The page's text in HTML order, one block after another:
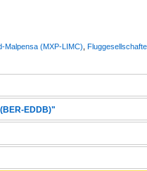
Malpensa (MXP-LIMC)
EDDB)"